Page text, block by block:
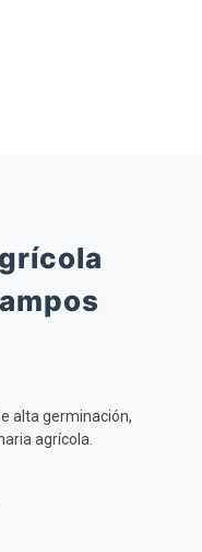
alta germinación,
agrícola.